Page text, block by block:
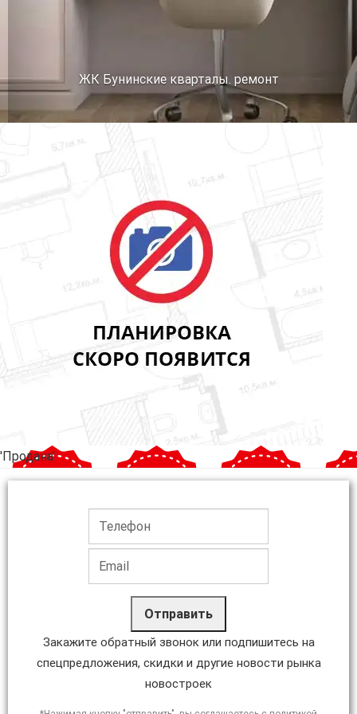
ЖК Бунинские кварталы. ремонт
'Продана'
Отправить
Закажите обратный звонок или подпишитесь на
спецпредложения, скидки и другие новости рынка
новостроек